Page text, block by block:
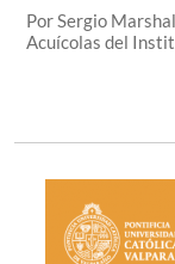
Por Sergio
Acuícolas del